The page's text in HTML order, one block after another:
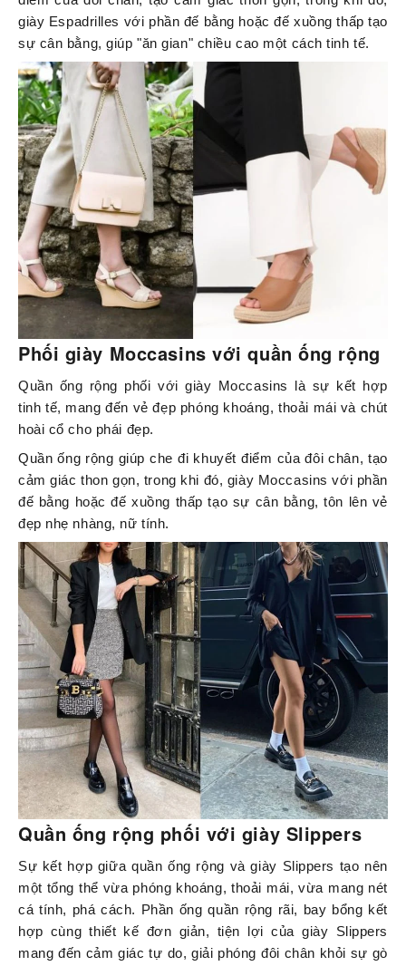
giày Espadrilles với phần đế bằng hoặc đế xuồng thấp tạo
sự cân bằng, giúp "ăn gian" chiều cao một cách tinh tế.
Phối giày Moccasins với quần ống rộng
Quần ống rộng phối với giày Moccasins là sự kết hợp
tinh tế, mang đến vẻ đẹp phóng khoáng, thoải mái và chút
hoài cổ cho phái đẹp.
Quần ống rộng giúp che đi khuyết điểm của đôi chân, tạo
cảm giác thon gọn, trong khi đó, giày Moccasins với phần
đế bằng hoặc đế xuồng thấp tạo sự cân bằng, tôn lên vẻ
đẹp nhẹ nhàng, nữ tính.
Quần ống rộng phối với giày Slippers
Sự kết hợp giữa quần ống rộng và giày Slippers tạo nên
một tổng thể vừa phóng khoáng, thoải mái, vừa mang nét
cá tính, phá cách. Phần ống quần rộng rãi, bay bổng kết
hợp cùng thiết kế đơn giản, tiện lợi của giày Slippers
mang đến cảm giác tự do, giải phóng đôi chân khỏi sự gò